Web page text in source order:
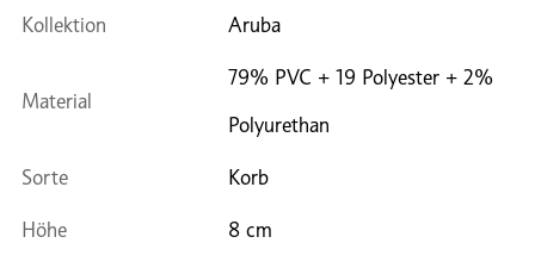
Kollektion Aruba
Material
79% PVC + 19 Polyester + 2%
Polyurethan
Sorte Korb
Höhe 8 cm